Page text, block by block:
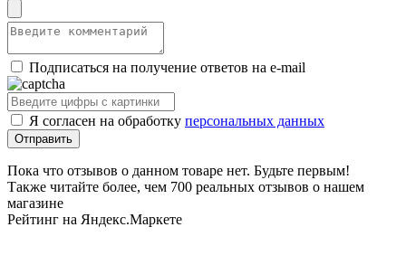
Подписаться на получение ответов на e-mail
Я согласен на обработку персональных данных
Пока что отзывов о данном товаре нет. Будьте первым!
Также читайте более, чем 700 реальных отзывов о нашем
магазине
Рейтинг на Яндекс.Маркете